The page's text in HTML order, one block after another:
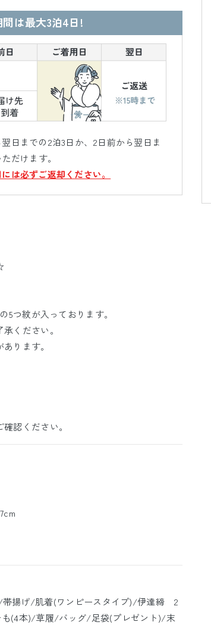
間は最大3泊4日!
日までの2泊3日か、2日前から翌日ま
だけます。
は必ずご返却ください。
つ紋が入っております。
ください。
ります。
認ください。
揚げ/肌着(ワンピースタイプ)/伊達締 2
(4本)/草履/バッグ/足袋(プレゼント)/末